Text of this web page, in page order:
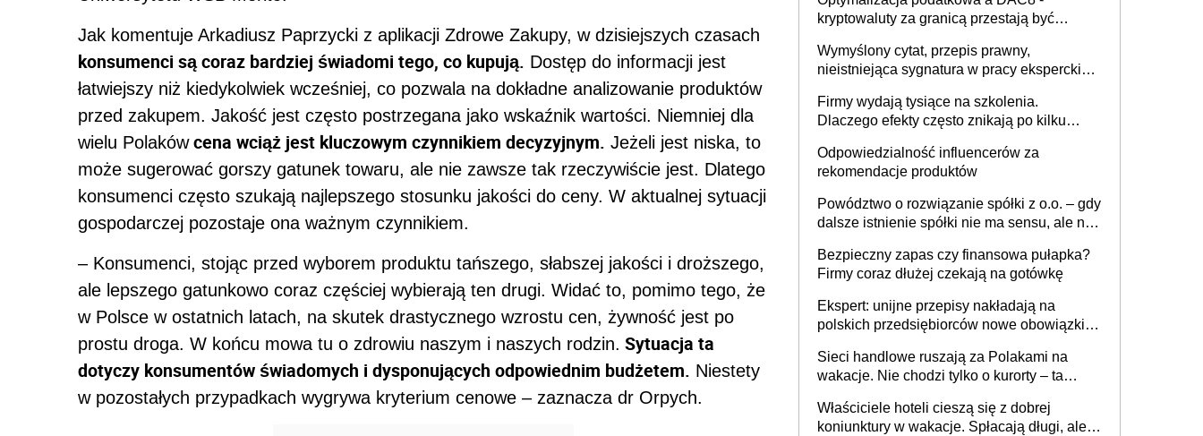
Jak komentuje Arkadiusz Paprzycki z aplikacji Zdrowe Zakupy, w dzisiejszych czasach
konsumenci są coraz bardziej świadomi tego, co kupują. Dostęp do informacji jest
łatwiejszy niż kiedykolwiek wcześniej, co pozwala na dokładne analizowanie produktów
przed zakupem. Jakość jest często postrzegana jako wskaźnik wartości. Niemniej dla
wielu Polakówcena wciąż jest kluczowym czynnikiem decyzyjnym. Jeżeli jest niska, to
może sugerować gorszy gatunek towaru, ale nie zawsze tak rzeczywiście jest. Dlatego
konsumenci często szukają najlepszego stosunku jakości do ceny. W aktualnej sytuacji
gospodarczej pozostaje ona ważnym czynnikiem.
– Konsumenci, stojąc przed wyborem produktu tańszego, słabszej jakości i droższego,
ale lepszego gatunkowo coraz częściej wybierają ten drugi. Widać to, pomimo tego, że
w Polsce w ostatnich latach, na skutek drastycznego wzrostu cen, żywność jest po
prostu droga. W końcu mowa tu o zdrowiu naszym i naszych rodzin. Sytuacja ta
dotyczy konsumentów świadomych i dysponujących odpowiednim budżetem. Niestety
w pozostałych przypadkach wygrywa kryterium cenowe – zaznacza dr Orpych.
kryptowaluty za granicą przestają być
Wymyślony cytat, przepis prawny,
nieistniejąca sygnatura w pracy eksperckiej -
firmie
Firmy wydają tysiące na szkolenia.
Dlaczego efekty często znikają po kilku
Odpowiedzialność influencerów za
rekomendacje produktów
Powództwo o rozwiązanie spółki z o.o. – gdy
dalsze istnienie spółki nie ma sensu, ale nie
Bezpieczny zapas czy finansowa pułapka?
Firmy coraz dłużej czekają na gotówkę
Ekspert: unijne przepisy nakładają na
polskich przedsiębiorców nowe obowiązki w
Sieci handlowe ruszają za Polakami na
wakacje. Nie chodzi tylko o kurorty – ta
tam, gdzie wielu spędzi urlop po cichu
Właściciele hoteli cieszą się z dobrej
koniunktury w wakacje. Spłacają długi, ale